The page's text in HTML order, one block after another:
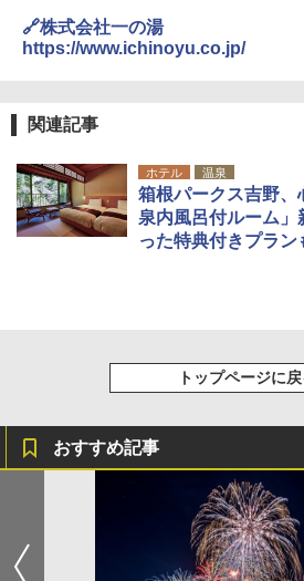
🔗株式会社一の湯
https://www.ichinoyu.co.jp/
関連記事
ホテル 温泉
箱根パークス吉野、
泉内風呂付ルーム
った特典付きプラン
トップページに
おすすめ記事